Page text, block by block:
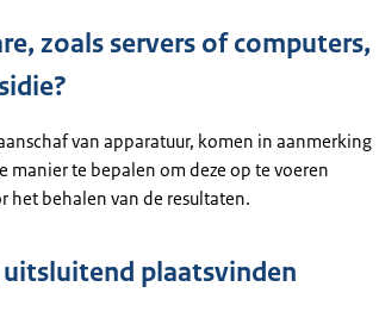
zoals servers of computers,
van apparatuur, komen in aanmerking
manier te bepalen om deze op te voeren
het behalen van de resultaten.
plaatsvinden